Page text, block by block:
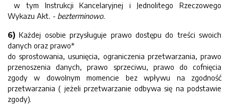
w tym Instrukcji Kancelaryjnej i Jednolitego Rzeczowego
Wykazu Akt. - bezterminowo.
6) Każdej osobie przysługuje prawo dostępu do treści swoich
danych oraz prawo*
do sprostowania, usunięcia, ograniczenia przetwarzania, prawo
przenoszenia danych, prawo sprzeciwu, prawo do cofnięcia
zgody w dowolnym momencie bez wpływu na zgodność
przetwarzania ( jeżeli przetwarzanie odbywa się na podstawie
zgody).